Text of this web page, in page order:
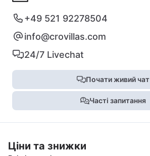
+49 521 92278504
info@crovillas.com
24/7 Livechat
Почати живий чат
Часті запитання
Ціни та знижки